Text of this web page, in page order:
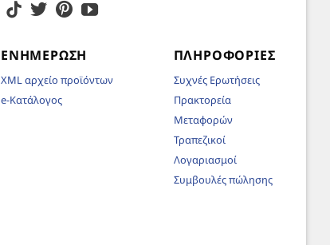
ΕΝΗΜΈΡΩΣΗ
XML αρχείο προϊόντων
e-Κατάλογος
ΠΛΗΡΟΦΟΡΊΕΣ
Συχνές Ερωτήσεις
Πρακτορεία
Μεταφορών
Τραπεζικοί
Λογαριασμοί
Συμβουλές πώλησης